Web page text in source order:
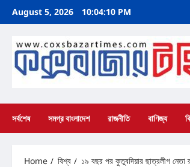
SkipAugust 5, 2026 10:04:11 PM
সর্বশেষ সমগ্র বাংলাদেশ রাজনীতি বাণিজ্য
Home বিশ্ব ১৯ বছর পর কুতুবদিয়ার ছাত্রলীগ